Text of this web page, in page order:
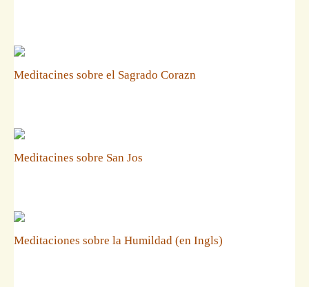
Meditacines sobre el Sagrado Corazn
Meditacines sobre San Jos
Meditaciones sobre la Humildad (en Ingls)